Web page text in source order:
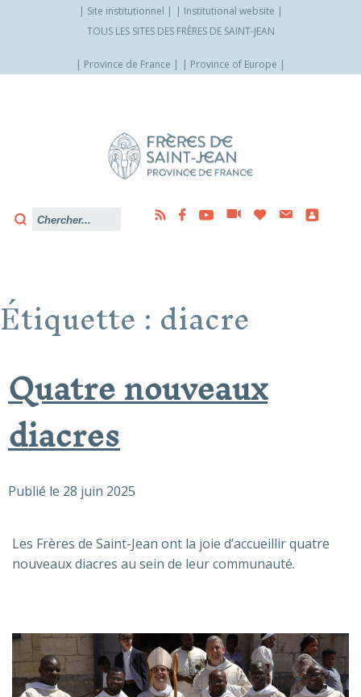
Site institutionnel
Institutional website
TOUS LES SITES DES FRÈRES DE SAINT-JEAN
Province de France
Province of Europe
Étiquette :diacre
Quatre nouveaux
diacres
Publié le 28 juin 2025
Les Frères de Saint-Jean ont la joie d’accueillir quatre
nouveaux diacres au sein de leur communauté.